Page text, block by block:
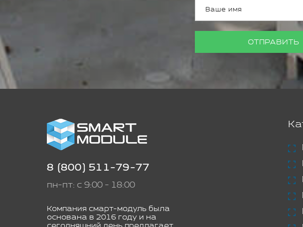
ОТПРАВИТЬ
8 (800) 511-79-77
пн-пт: с 9:00 - 18:00
Компания смарт-модуль была
основана в 2016 году и на